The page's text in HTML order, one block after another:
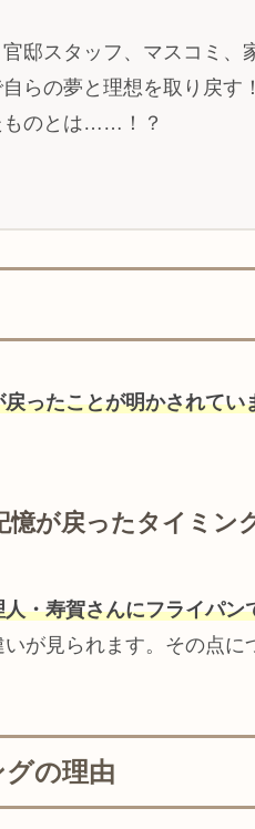
邸スタッフ、マスコミ、
らの夢と理想を取り戻す！
ものとは……！？
ったことが明かされてい
憶が戻ったタイミン
・寿賀さんにフライパン
が見られます。その点
の理由